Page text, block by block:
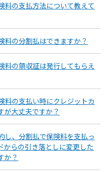
料の支払方法について教えて
料の分割払はできますか？
料の領収証は発行してもらえ
料の支払い時にクレジットカ
が大丈夫ですか？
し、分割払で保険料を支払っ
からの引き落としに変更した
か？